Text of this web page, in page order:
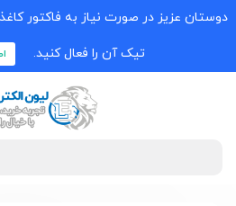
دوستان عزیز در صورت نیاز به فاکتور
تیک آن را فعال کنید.